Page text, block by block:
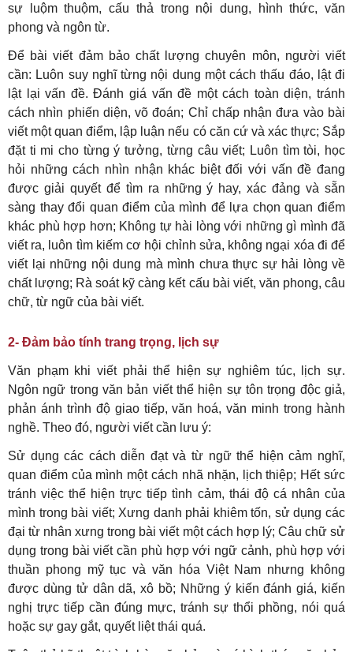
sự luộm thuộm, cấu thả trong nội dung, hình thức, văn
phong và ngôn từ.
Để bài viết đảm bảo chất lượng chuyên môn, người viết
cần: Luôn suy nghĩ từng nội dung một cách thấu đáo, lật đi
lật lại vấn đề. Đánh giá vấn đề một cách toàn diện, tránh
cách nhìn phiến diện, võ đoán; Chỉ chấp nhận đưa vào bài
viết một quan điểm, lập luận nếu có căn cứ và xác thực; Sắp
đặt ti mi cho từng ý tưởng, từng câu viết; Luôn tìm tòi, học
hỏi những cách nhìn nhận khác biệt đối với vấn đề đang
được giải quyết để tìm ra những ý hay, xác đảng và sẵn
sàng thay đổi quan điểm của mình để lựa chọn quan điểm
khác phù hợp hơn; Không tự hài lòng với những gì mình đã
viết ra, luôn tìm kiếm cơ hội chỉnh sửa, không ngại xóa đi để
viết lại những nội dung mà mình chưa thực sự hải lòng về
chất lượng; Rà soát kỹ càng kết cấu bài viết, văn phong, câu
chữ, từ ngữ của bài viết.
2- Đảm bảo tính trang trọng, lịch sự
Văn phạm khi viết phải thể hiện sự nghiêm túc, lịch sự.
Ngôn ngữ trong văn bản viết thể hiện sự tôn trọng độc giả,
phản ánh trình độ giao tiếp, văn hoá, văn minh trong hành
nghề. Theo đó, người viết cần lưu ý:
Sử dụng các cách diễn đạt và từ ngữ thể hiện cảm nghĩ,
quan điểm của mình một cách nhã nhặn, lịch thiệp; Hết sức
tránh việc thể hiện trực tiếp tình cảm, thái độ cá nhân của
mình trong bài viết; Xưng danh phải khiêm tốn, sử dụng các
đại từ nhân xưng trong bài viết một cách hợp lý; Câu chữ sử
dụng trong bài viết cần phù hợp với ngữ cảnh, phù hợp với
thuần phong mỹ tục và văn hóa Việt Nam nhưng không
được dùng tử dân dã, xô bồ; Những ý kiến đánh giá, kiến
nghị trực tiếp cần đúng mực, tránh sự thổi phồng, nói quá
hoặc sự gay gắt, quyết liệt thái quá.